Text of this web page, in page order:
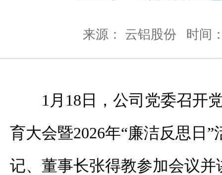
来源： 云铝股份 时间
1月18日，公司党委召开
育大会暨2026年“廉洁反思日
记、董事长张得教参加会议